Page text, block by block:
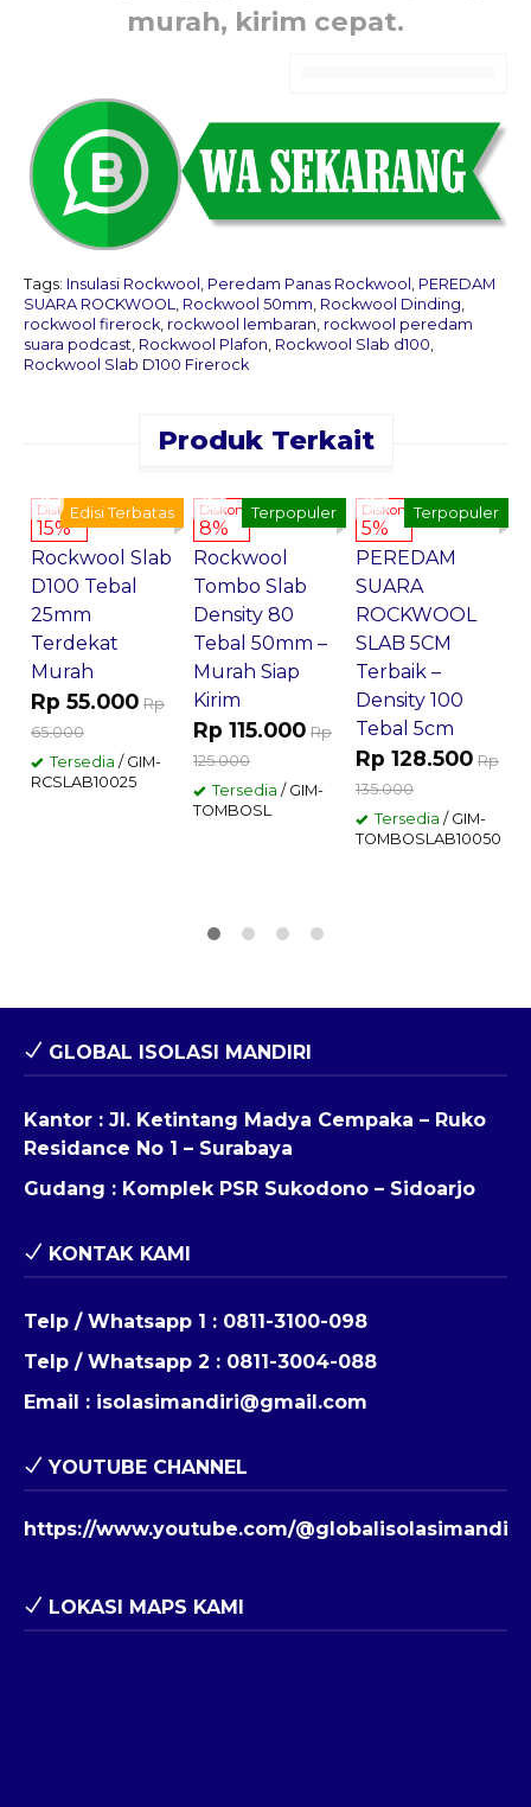
murah, kirim cepat.
Tags: Insulasi Rockwool Peredam Panas Rockwool
PEREDAM
SUARA ROCKWOOL
Rockwool 50mm Rockwool Dinding
rockwool firerock rockwool lembaran rockwool peredam
suara podcast Rockwool Plafon Rockwool Slab d100
Rockwool Slab D100 Firerock
Produk Terkait
Edisi Terbatas
Diskon
15%
Rockwool Slab
D100 Tebal
25mm
Terdekat
Murah
Rp 55.000 Rp
65.000
Tersedia / GIM-
RCSLAB10025
Pesan
Terpopuler
Diskon
8%
Rockwool
Tombo Slab
Density 80
Tebal 50mm –
Murah Siap
Kirim
Rp 115.000 Rp
125.000
Tersedia / GIM-
TOMBOSL
Terpopuler
Diskon
5%
PEREDAM
SUARA
ROCKWOOL
SLAB 5CM
Terbaik –
Density 100
Tebal 5cm
Rp 128.500 Rp
135.000
Tersedia / GIM-
TOMBOSLAB10050
GLOBAL ISOLASI MANDIRI
Kantor : Jl. Ketintang Madya Cempaka – Ruko
Residance No 1 – Surabaya
Gudang : Komplek PSR Sukodono – Sidoarjo
KONTAK KAMI
Telp / Whatsapp 1 : 0811-3100-098
Telp / Whatsapp 2 : 0811-3004-088
Email : isolasimandiri@gmail.com
YOUTUBE CHANNEL
https://www.youtube.com/@globalisolasimandiri
LOKASI MAPS KAMI